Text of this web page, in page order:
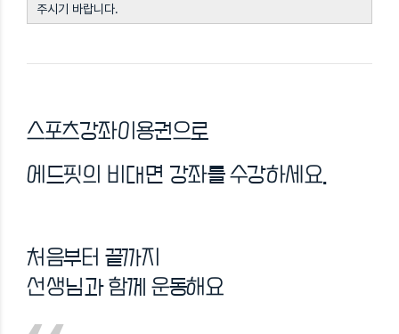
주시기 바랍니다.
스포츠강좌이용권으로
에드핏의 비대면 강좌를 수강하세요.
처음부터 끝까지
선생님과 함께 운동해요